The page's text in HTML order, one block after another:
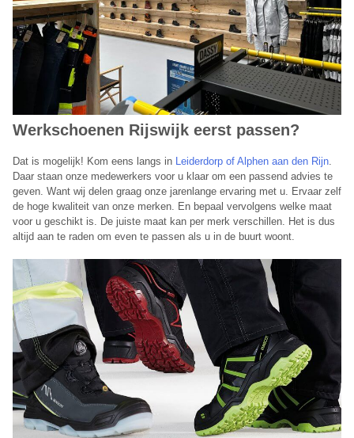
Werkschoenen Rijswijk eerst passen?
Dat is mogelijk! Kom eens langs in Leiderdorp of Alphen aan den Rijn
Daar staan onze medewerkers voor u klaar om een passend advies te
geven. Want wij delen graag onze jarenlange ervaring met u. Ervaar zelf
de hoge kwaliteit van onze merken. En bepaal vervolgens welke maat
voor u geschikt is. De juiste maat kan per merk verschillen. Het is dus
altijd aan te raden om even te passen als u in de buurt woont.